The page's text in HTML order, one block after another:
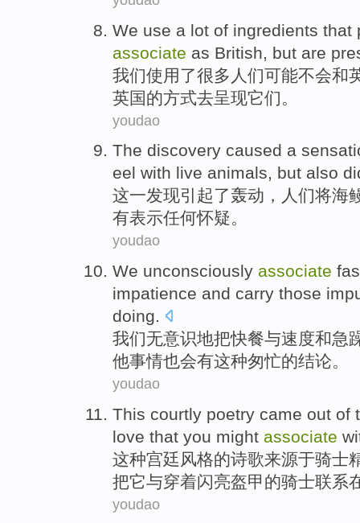
We use a lot of ingredients that
associate as British but are
我们使用了很多 人们可能不会和
英国的方式去呈现它们。
youdao
The discovery caused a
eel with live animals, but also
这一发现引起了轰动 ， 人们将海
有表示任何怀疑。
youdao
We unconsciously associate
impatience and carry those
doing.
我们无意识地把快餐与速度和急
他事情也会有这种匆忙的结论。
youdao
This courtly poetry came out of
love that you might associate
这种宫廷 风格的诗歌来源于骑士
把它与穿着闪亮盔甲的骑士联系
youdao